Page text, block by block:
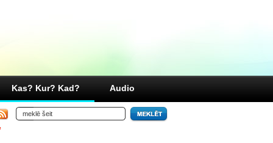
Kas? Kur? Kad? Audio